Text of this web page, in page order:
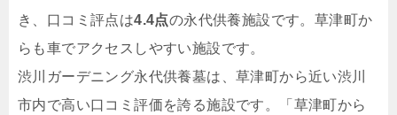
き、口コミ評点は4.4点の永代供養施設です。草津町か
らも車でアクセスしやすい施設です。
渋川ガーデニング永代供養墓は、草津町から近い渋川
市内で高い口コミ評価を誇る施設です。「草津町から